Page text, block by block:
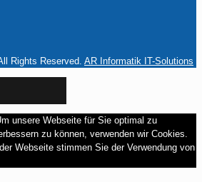
Rights Reserved. AR Informatik IT-Solutions
unsere Webseite für Sie optimal zu
zu können, verwenden wir Cookies.
Webseite stimmen Sie der Verwendung von